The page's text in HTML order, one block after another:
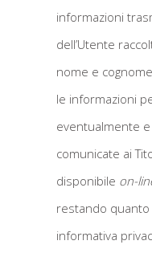
informazioni
dell’Utente
nome e
le informazioni
eventualmente
comunicate ai
disponibile on-
restando
informativa